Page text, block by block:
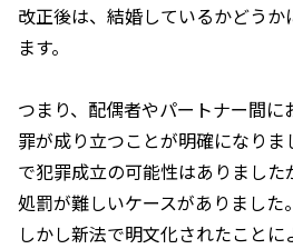
改正後は、結婚しているかどう
ます。
つまり、配偶者やパートナー間に
罪が成り立つことが明確になり
で犯罪成立の可能性はありまし
処罰が難しいケースがありました。
しかし新法で明文化されたこと